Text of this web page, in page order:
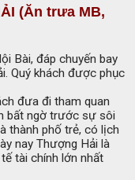
(Ăn trưa MB,
Bài, đáp chuyến bay
Quý khách được phục
đưa đi tham quan
bất ngờ trước sự sôi
thành phố trẻ, có lịch
nay Thượng Hải là
tài chính lớn nhất